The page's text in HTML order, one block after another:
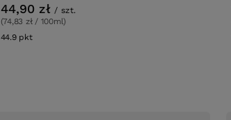
44,90 zł / szt.
(74,83 zł / 100ml)
44.9 pktpunktów